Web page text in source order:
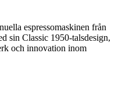
espressomaskinen från
sin Classic 1950-talsdesign,
och innovation inom